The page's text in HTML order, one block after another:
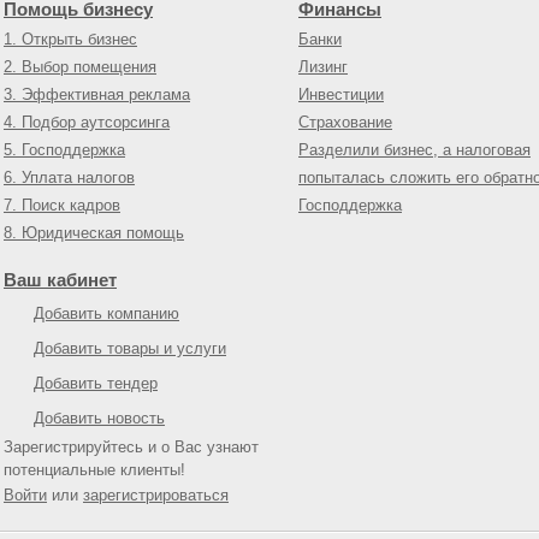
Помощь бизнесу
1. Открыть бизнес
2. Выбор помещения
3. Эффективная реклама
4. Подбор аутсорсинга
5. Господдержка
6. Уплата налогов
7. Поиск кадров
8. Юридическая помощь
Финансы
Банки
Лизинг
Инвестиции
Страхование
Разделили бизнес, а налоговая
попыталась сложить его
Господдержка
Ваш кабинет
Добавить компанию
Добавить товары и услуги
Добавить тендер
Добавить новость
Зарегистрируйтесь и о Вас узнают
потенциальные клиенты!
Войти или зарегистрироваться